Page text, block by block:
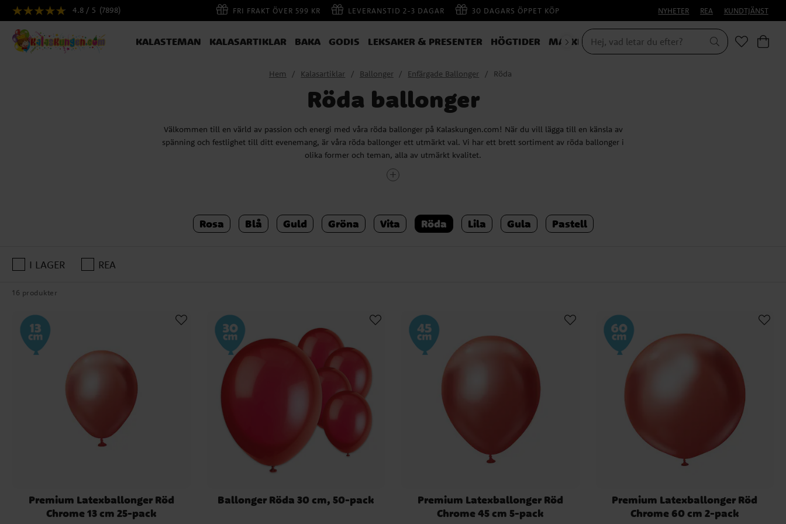
4.8 / 5 (7898) FRI FRAKT ÖVER 599 KR LEVERANSTID 2-3 DAGAR 30 DAGARS ÖPPET KÖP NYHETER REA KUNDTJÄNST
KALASTEMAN KALASARTIKLAR BAKA GODIS LEKSAKER & PRESENTER HÖGTIDER MASKERAD HALLOWEEN
Hem Kalasartiklar Ballonger Enfärgade Ballonger Röda
Röda ballonger
Välkommen till en värld av passion och energi med våra röda ballonger på Kalaskungen.com! När du vill lägga till en känsla av
spänning och festlighet till ditt evenemang, är våra röda ballonger ett utmärkt val. Vi har ett brett sortiment av röda ballonger i
olika former och teman, alla av utmärkt kvalitet.
Dekorera med röda ballonger
Röda ballonger är symboler för kärlek, passion och energi, och erbjuder en mängd olika inspirerande dekorationsalternativ. Här
är några kreativa idéer för att använda röda ballonger för att skapa en pulserande atmosfär:
LED-Ballonger
: Använd våra LED-ballonger i rött för att skapa en glödande och magisk atmosfär på kvällsevenemang.
Färger att mixa med röda ballonger
Röda ballonger är iögonfallande på egen hand, men de kan också skapa enastående kombinationer när de paras ihop med andra
färger. Här är några färgkombinationer som ser fantastiska ut med rött:
: En klassisk och romantisk kombination som är perfekt för bröllop eller Alla hjärtans dag-fester.
: Denna kombination är lyxig och majestätisk, idealisk för eleganta fester eller jubileer.
: En dramatisk och sofistikerad mix som är perfekt för maskeradballer eller temafester.
: Denna söta och kärleksfulla kombination är perfekt för romantiska evenemang eller bröllop.
Utforska vårt sortiment och tänd gnistan på ditt evenemang med våra röda ballonger. Gör ditt nästa evenemang livfullt och
Rosa Blå Guld Gröna Vita Röda Lila Gula Pastell
I LAGER REA
16 produkter
Premium Latexballonger Röd
Chrome 13 cm 25-pack
Ballonger Röda 30 cm, 50-pack
Premium Latexballonger Röd
Chrome 45 cm 5-pack
Premium Latexballonger Röd
Chrome 60 cm 2-pack